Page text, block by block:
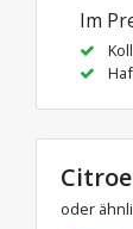
Im
oder